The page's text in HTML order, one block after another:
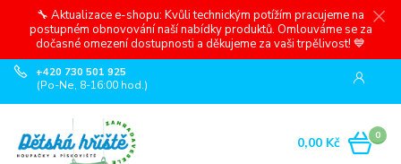
🔧 Aktualizace e-shopu: Kvůli technickým potížím pracujeme na
postupném obnovování naší nabídky produktů. Omlouváme se za
dočasné omezení dostupnosti a děkujeme za vaši trpělivost! 💙
+420 730 501 925
(Po-Ne, 8-16:00 hod.)
0
0,00 Kč